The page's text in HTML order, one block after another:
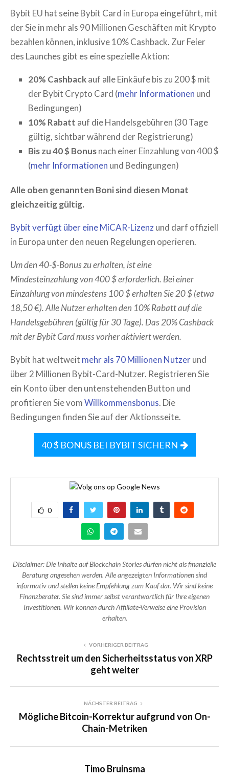
Bybit EU hat seine Bybit Card in Europa eingeführt, mit
der Sie in mehr als 90 Millionen Geschäften mit Krypto
bezahlen können, inklusive 10% Cashback. Zur Feier
des Launches gibt es eine spezielle Aktion:
20% Cashbackauf alle Einkäufe bis zu 200 $ mit
der Bybit Crypto Card (mehr Informationen und
Bedingungen)
10% Rabatt auf die Handelsgebühren (30 Tage
gültig, sichtbar während der Registrierung)
Bis zu 40 $ Bonusnach einer Einzahlung von 400 $
(mehr Informationen und Bedingungen)
Alle oben genannten Boni sind diesen Monat
gleichzeitig gültig.
Bybit verfügt über eine MiCAR-Lizenzund darf offiziell
in Europa unter den neuen Regelungen operieren.
Um den 40-$-Bonus zu erhalten, ist eine
Mindesteinzahlung von 400 $ erforderlich. Bei einer
Einzahlung von mindestens 100 $ erhalten Sie 20 $ (etwa
18,50 €). Alle Nutzer erhalten den 10% Rabatt auf die
Handelsgebühren (gültig für 30 Tage). Das 20% Cashback
mit der Bybit Card muss vorher aktiviert werden.
Bybit hat weltweit mehr als 70 Millionen Nutzerund
über 2 Millionen Bybit-Card-Nutzer. Registrieren Sie
ein Konto über den untenstehenden Button und
profitieren Sie vomWillkommensbonus. Die
Bedingungen finden Sie auf der Aktionsseite.
40 $ BONUS BEI BYBIT SICHERN
0
Disclaimer: Die Inhalte auf Blockchain Stories dürfen nicht als finanzielle
Beratung angesehen werden. Alle angezeigten Informationen sind
informativ und stellen keine Empfehlung zum Kauf dar. Wir sind keine
Finanzberater. Sie sind immer selbst verantwortlich für Ihre eigenen
Investitionen. Wir können durch Affiliate-Verweise eine Provision
erhalten.
VORHERIGER BEITRAG
Rechtsstreit um den Sicherheitsstatus von XRP
geht weiter
NÄCHSTER BEITRAG
Mögliche Bitcoin-Korrektur aufgrund von On-
Chain-Metriken
Timo Bruinsma